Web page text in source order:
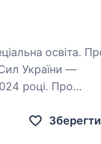
освіта. Про
України —
Про
Зберегти